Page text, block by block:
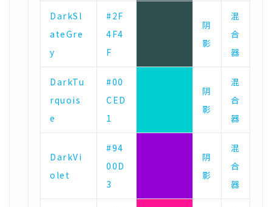
DarkSl
ateGre
y
#2F
4F4
F
阴
影
混
合
器
DarkTu
rquois
e
#00
CED
1
阴
影
混
合
器
DarkVi
olet
#94
00D
3
阴
影
混
合
器